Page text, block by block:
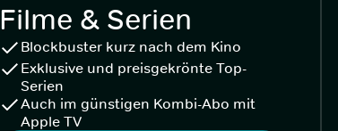
Filme & Serien
Blockbuster kurz nach dem Kino
Exklusive und preisgekrönte Top-
Serien
Auch im günstigen Kombi-Abo mit
Apple TV